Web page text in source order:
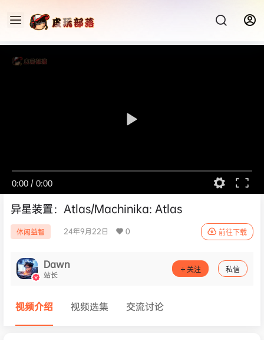
0:00 / 0:00
异星装置：Atlas/Machinika: Atlas
休闲益智 24年9月22日 0 前往下载
Dawn
站长 关注 私信
视频介绍 视频选集 交流讨论